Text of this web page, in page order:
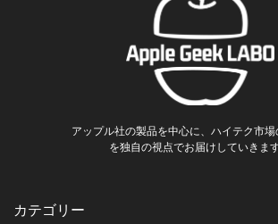
アップル社の製品を中心に、ハイテク市場
を独自の視点でお届けしていきます